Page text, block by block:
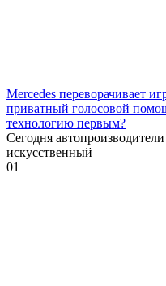
Mercedes переворачивает
приватный голосовой
технологию первым?
Сегодня
искусственный
01